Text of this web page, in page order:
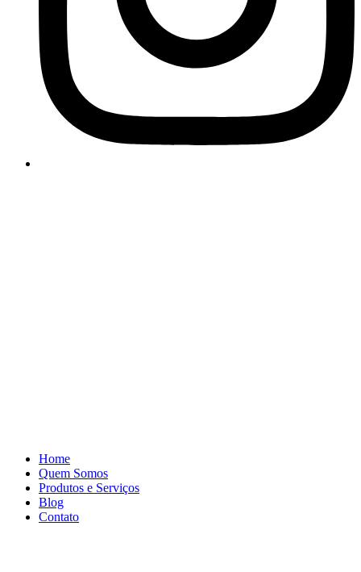
Home
Quem Somos
Produtos e Serviços
Blog
Contato